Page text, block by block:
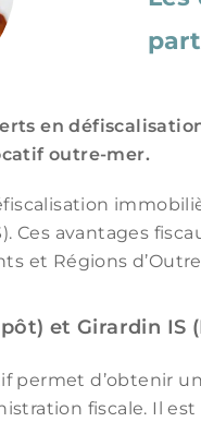
en
outre-mer.
Ces avantages
et Régions
et Girardin IS
permet d’obtenir
fiscale. Il